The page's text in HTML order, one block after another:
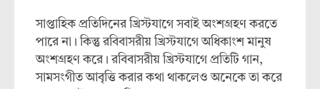
সাপ্তাহিক প্রতিদিনের খ্রিস্টযাগে সবাই অংশগ্রহণ করতে
পারে না। কিন্তু রবিবাসরীয় খ্রিস্টযাগে অধিকাংশ মানুষ
অংশগ্রহণ করে। রবিবাসরীয় খ্রিস্টযাগে প্রতিটি গান,
সামসংগীত আবৃত্তি করার কথা থাকলেও অনেকে তা করে